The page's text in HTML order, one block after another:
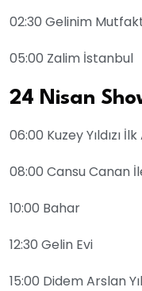
02:30 Gelinim
05:00 Zalim İstanbul
24 Nisan
06:00 Kuzey Yıldızı
08:00 Cansu Canan
10:00 Bahar
12:30 Gelin Evi
15:00 Didem Arslan